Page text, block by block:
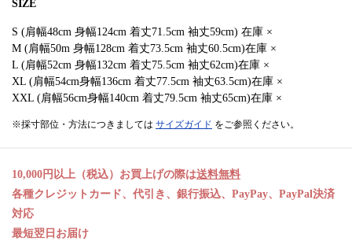
SIZE
S (肩幅48cm 身幅124cm 着丈71.5cm 袖丈59cm) 在庫 ×
M (肩幅50m 身幅128cm 着丈73.5cm 袖丈60.5cm)在庫 ×
L (肩幅52cm 身幅132cm 着丈75.5cm 袖丈62cm)在庫 ×
XL (肩幅54cm身幅136cm 着丈77.5cm 袖丈63.5cm)在庫 ×
XXL (肩幅56cm身幅140cm 着丈79.5cm 袖丈65cm)在庫 ×
※採寸部位・方法につきましては サイズガイド をご参照ください。
10,000円以上（税込）お買上げの際は送料無料
各種クレジットカード、代引き、銀行振込、PayPay、PayPal決済
対応
最短翌日お届け